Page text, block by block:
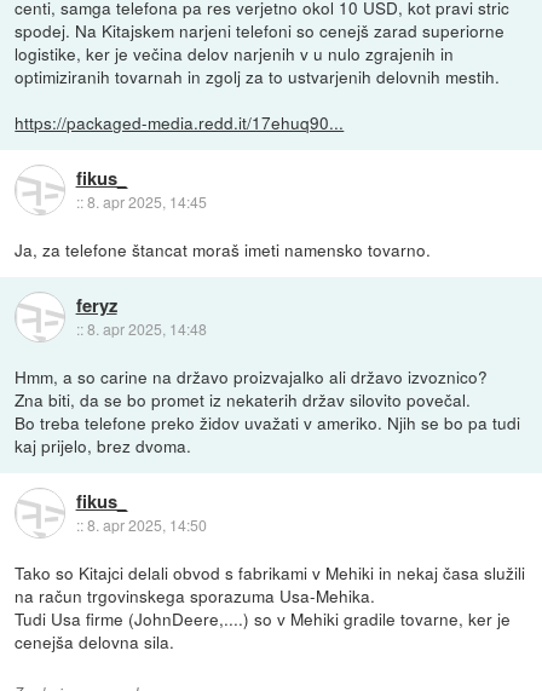
centi, samga telefona pa res verjetno okol 10 USD, kot pravi stric
spodej. Na Kitajskem narjeni telefoni so cenejš zarad superiorne
logistike, ker je večina delov narjenih v u nulo zgrajenih in
optimiziranih tovarnah in zgolj za to ustvarjenih delovnih mestih.
https://packaged-media.redd.it/17ehuq90...
fikus_
::8. apr 2025, 14:45
Ja, za telefone štancat moraš imeti namensko tovarno.
feryz
::8. apr 2025, 14:48
Hmm, a so carine na državo proizvajalko ali državo izvoznico?
Zna biti, da se bo promet iz nekaterih držav silovito povečal.
Bo treba telefone preko židov uvažati v ameriko. Njih se bo pa tudi
kaj prijelo, brez dvoma.
fikus_
::8. apr 2025, 14:50
Tako so Kitajci delali obvod s fabrikami v Mehiki in nekaj časa služili
na račun trgovinskega sporazuma Usa-Mehika.
Tudi Usa firme (JohnDeere,....) so v Mehiki gradile tovarne, ker je
cenejša delovna sila.